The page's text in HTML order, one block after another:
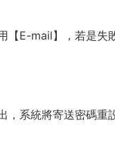
E-mail】，若是
系統將寄送密碼